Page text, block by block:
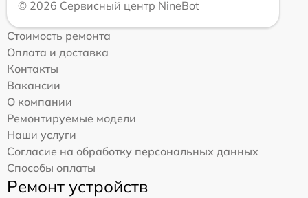
© 2026 Сервисный центр NineBot
Стоимость ремонта
Оплата и доставка
Контакты
Вакансии
О компании
Ремонтируемые модели
Наши услуги
Согласие на обработку персональных данных
Способы оплаты
Ремонт устройств